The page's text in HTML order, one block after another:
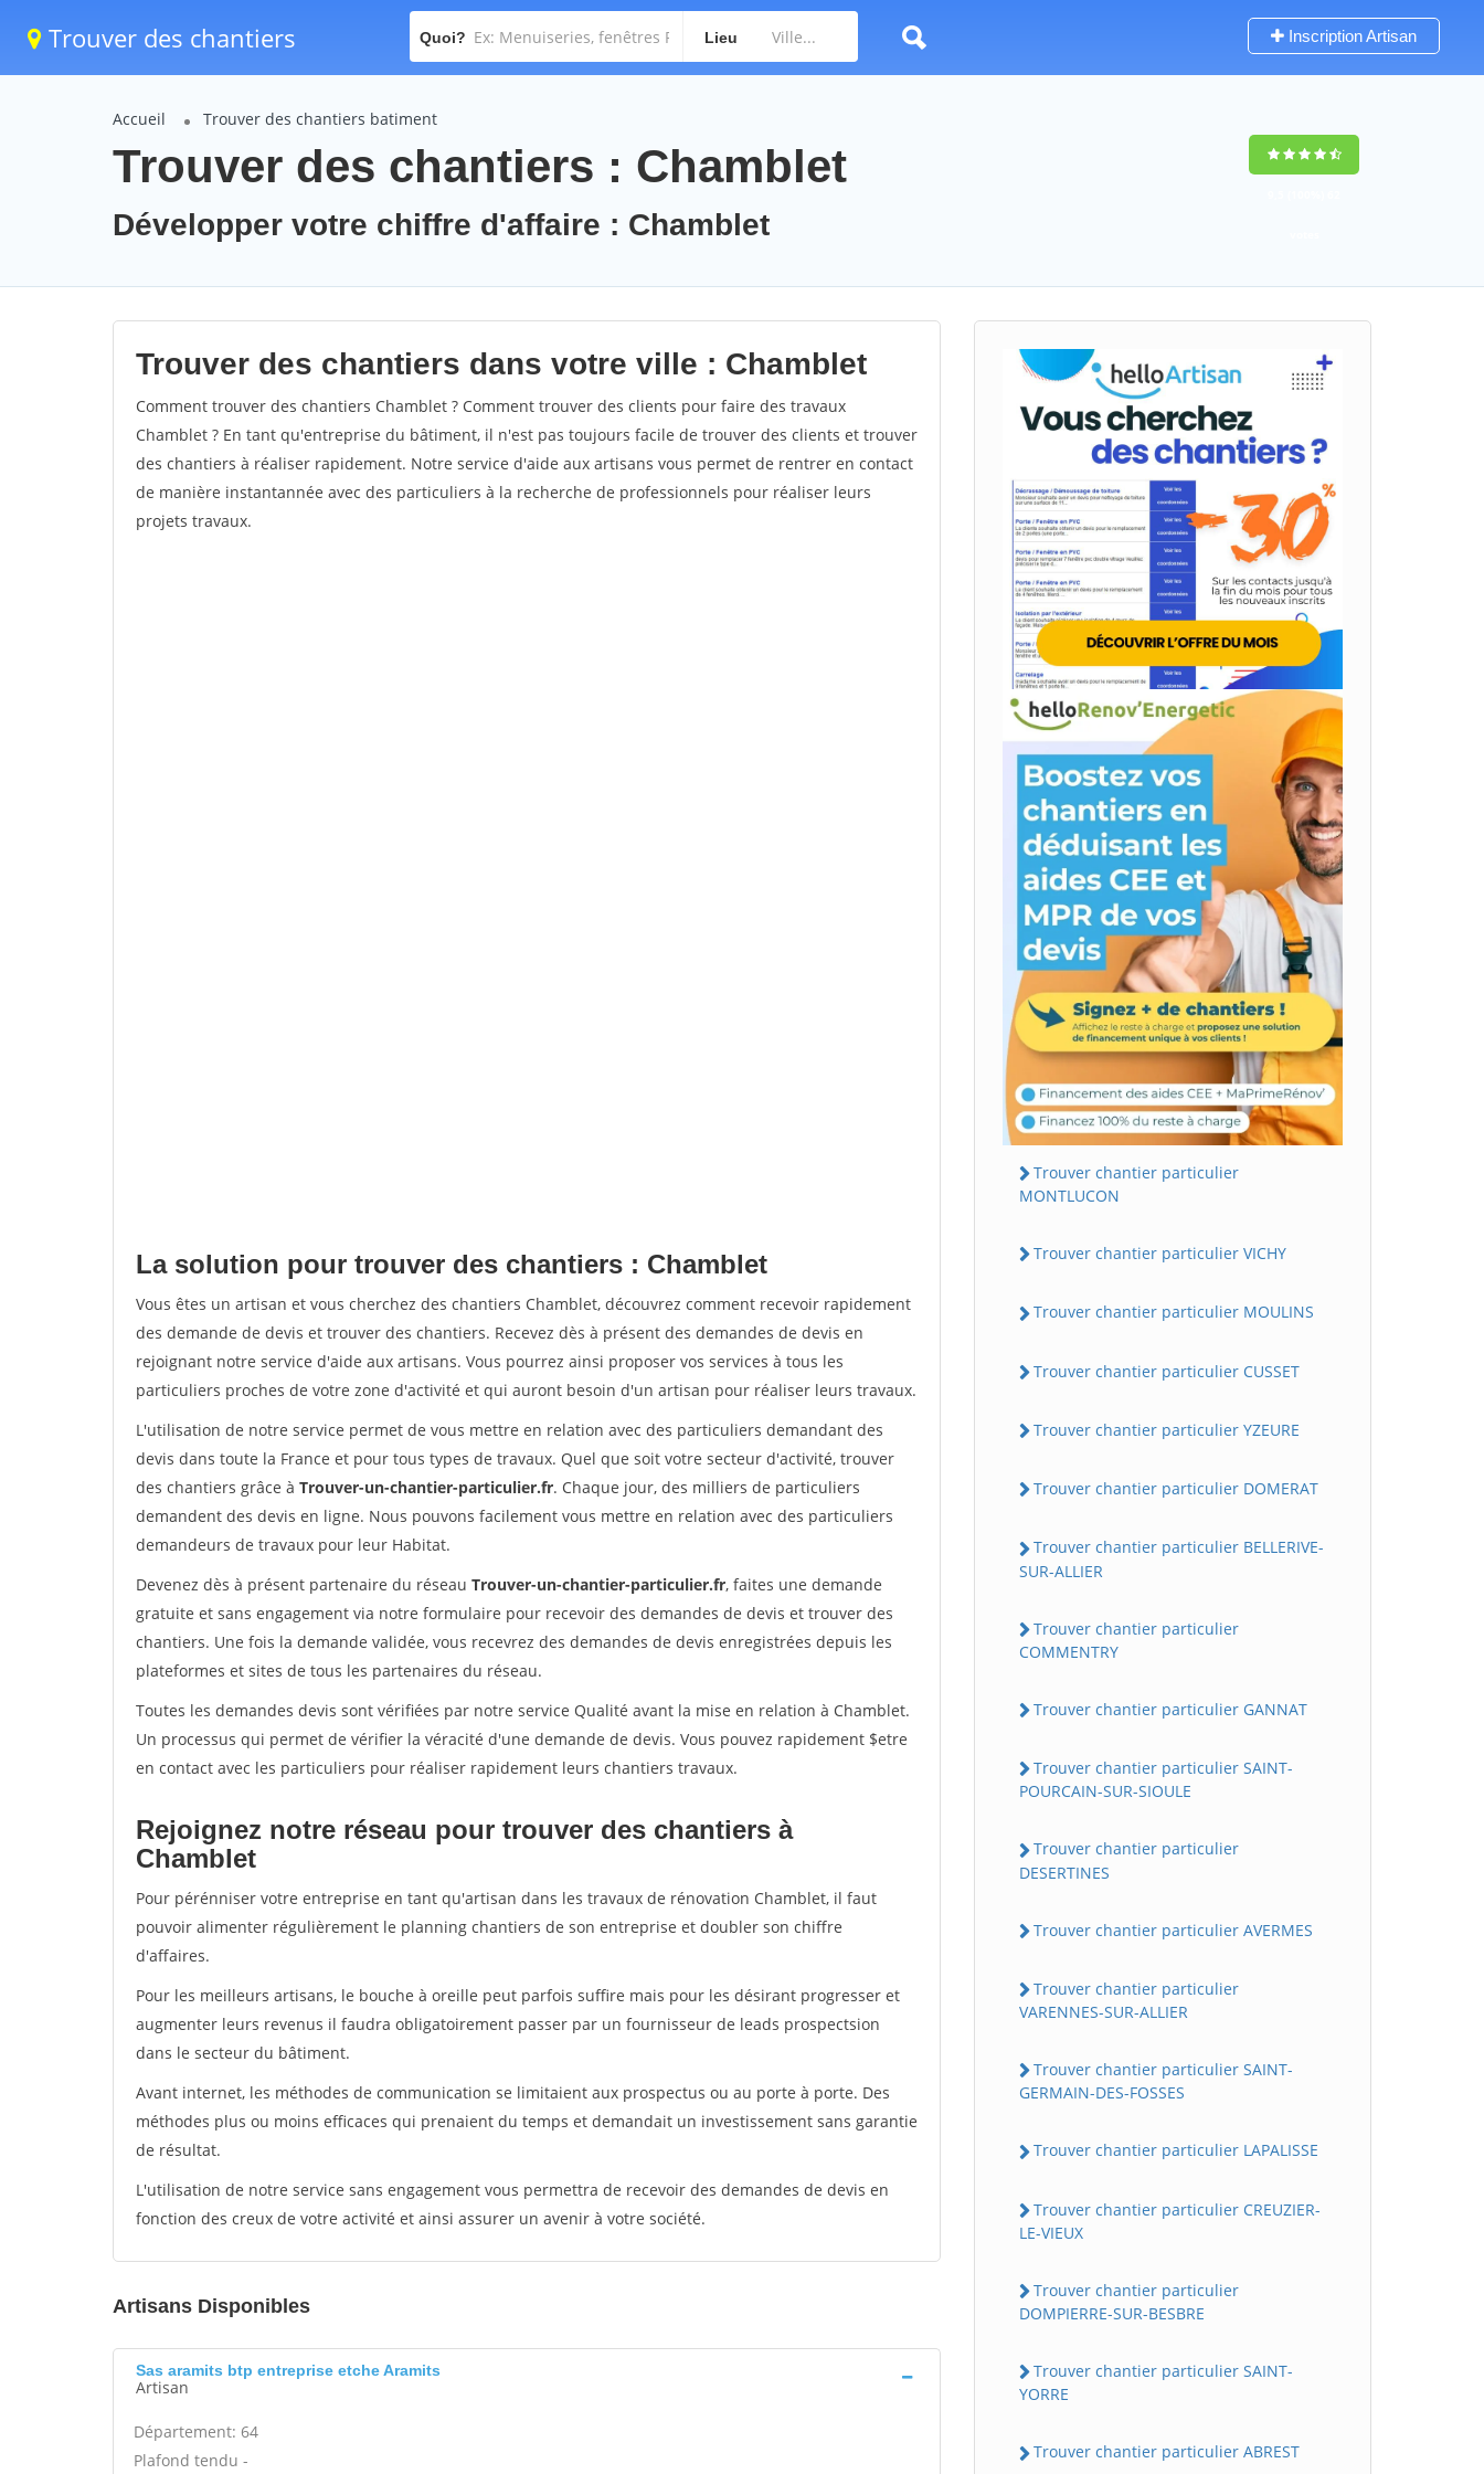
Trouver des chantiers Quoi? Lieu Inscription Artisan
Accueil Trouver des chantiers batiment
Trouver des chantiers : Chamblet
Développer votre chiffre d'affaire : Chamblet
Trouver des chantiers dans votre ville : Chamblet
Comment trouver des chantiers Chamblet ? Comment trouver des clients pour faire des travaux
Chamblet ? En tant qu'entreprise du bâtiment, il n'est pas toujours facile de trouver des clients et trouver
des chantiers à réaliser rapidement. Notre service d'aide aux artisans vous permet de rentrer en contact
de manière instantannée avec des particuliers à la recherche de professionnels pour réaliser leurs
projets travaux.
La solution pour trouver des chantiers : Chamblet
Vous êtes un artisan et vous cherchez des chantiers Chamblet, découvrez comment recevoir rapidement
des demande de devis et trouver des chantiers. Recevez dès à présent des demandes de devis en
rejoignant notre service d'aide aux artisans. Vous pourrez ainsi proposer vos services à tous les
particuliers proches de votre zone d'activité et qui auront besoin d'un artisan pour réaliser leurs travaux.
L'utilisation de notre service permet de vous mettre en relation avec des particuliers demandant des
devis dans toute la France et pour tous types de travaux. Quel que soit votre secteur d'activité, trouver
des chantiers grâce à Trouver-un-chantier-particulier.fr. Chaque jour, des milliers de particuliers
demandent des devis en ligne. Nous pouvons facilement vous mettre en relation avec des particuliers
demandeurs de travaux pour leur Habitat.
Devenez dès à présent partenaire du réseau Trouver-un-chantier-particulier.fr, faites une demande
gratuite et sans engagement via notre formulaire pour recevoir des demandes de devis et trouver des
chantiers. Une fois la demande validée, vous recevrez des demandes de devis enregistrées depuis les
plateformes et sites de tous les partenaires du réseau.
Toutes les demandes devis sont vérifiées par notre service Qualité avant la mise en relation à Chamblet.
Un processus qui permet de vérifier la véracité d'une demande de devis. Vous pouvez rapidement $etre
en contact avec les particuliers pour réaliser rapidement leurs chantiers travaux.
Rejoignez notre réseau pour trouver des chantiers à
Chamblet
Pour pérénniser votre entreprise en tant qu'artisan dans les travaux de rénovation Chamblet, il faut
pouvoir alimenter régulièrement le planning chantiers de son entreprise et doubler son chiffre
d'affaires.
Pour les meilleurs artisans, le bouche à oreille peut parfois suffire mais pour les désirant progresser et
augmenter leurs revenus il faudra obligatoirement passer par un fournisseur de leads prospectsion
dans le secteur du bâtiment.
Avant internet, les méthodes de communication se limitaient aux prospectus ou au porte à porte. Des
méthodes plus ou moins efficaces qui prenaient du temps et demandait un investissement sans garantie
de résultat.
L'utilisation de notre service sans engagement vous permettra de recevoir des demandes de devis en
fonction des creux de votre activité et ainsi assurer un avenir à votre société.
Artisans Disponibles
Sas aramits btp entreprise etche Aramits
Artisan
Département: 64
Plafond tendu -
Trouver chantier particulier
MONTLUCON
Trouver chantier particulier VICHY
Trouver chantier particulier MOULINS
Trouver chantier particulier CUSSET
Trouver chantier particulier YZEURE
Trouver chantier particulier DOMERAT
Trouver chantier particulier BELLERIVE-
SUR-ALLIER
Trouver chantier particulier
COMMENTRY
Trouver chantier particulier GANNAT
Trouver chantier particulier SAINT-
POURCAIN-SUR-SIOULE
Trouver chantier particulier
DESERTINES
Trouver chantier particulier AVERMES
Trouver chantier particulier
VARENNES-SUR-ALLIER
Trouver chantier particulier SAINT-
GERMAIN-DES-FOSSES
Trouver chantier particulier LAPALISSE
Trouver chantier particulier CREUZIER-
LE-VIEUX
Trouver chantier particulier
DOMPIERRE-SUR-BESBRE
Trouver chantier particulier SAINT-
YORRE
Trouver chantier particulier ABREST